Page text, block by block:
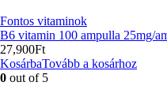
Fontos vitaminok
B6 vitamin 100 ampulla 25mg/
27,900Ft
KosárbaTovább a kosárhoz
0 out of 5